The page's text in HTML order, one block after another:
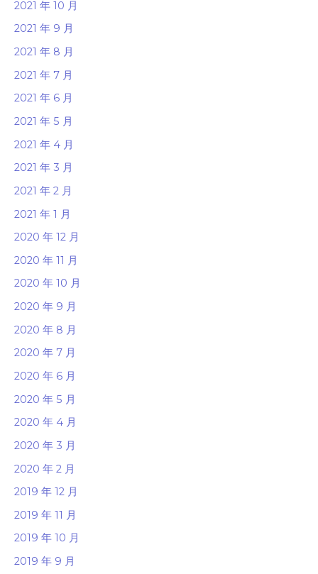
2021 年 10 月
2021 年 9 月
2021 年 8 月
2021 年 7 月
2021 年 6 月
2021 年 5 月
2021 年 4 月
2021 年 3 月
2021 年 2 月
2021 年 1 月
2020 年 12 月
2020 年 11 月
2020 年 10 月
2020 年 9 月
2020 年 8 月
2020 年 7 月
2020 年 6 月
2020 年 5 月
2020 年 4 月
2020 年 3 月
2020 年 2 月
2019 年 12 月
2019 年 11 月
2019 年 10 月
2019 年 9 月